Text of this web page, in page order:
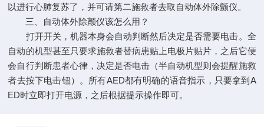
以进行心肺复苏了，并可请第二施救者去取自动体外除颤仪。
三、自动体外除颤仪该怎么用？
打开开关，机器本身会自动判断然后决定是否需要电击。全
自动的机型甚至只要求施救者替病患贴上电极片贴片，之后它便
会自行判断患者心律，决定是否电击（半自动机型则会提醒施救
者去按下电击钮）。所有AED都有明确的语音指示，只要拿到A
ED时立即打开电源，之后根据提示操作即可。